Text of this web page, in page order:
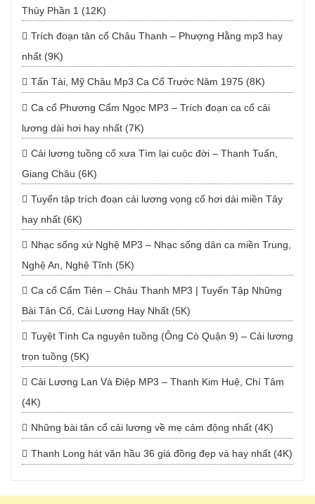
Thủy Phần 1 (12K)
Trích đoạn tân cổ Châu Thanh – Phượng Hằng mp3 hay
nhất (9K)
Tấn Tài, Mỹ Châu Mp3 Ca Cổ Trước Năm 1975 (8K)
Ca cổ Phương Cẩm Ngọc MP3 – Trích đoạn ca cổ cải
lương dài hơi hay nhất (7K)
Cải lương tuồng cổ xưa Tìm lại cuộc đời – Thanh Tuấn,
Giang Châu (6K)
Tuyển tập trích đoạn cải lương vọng cổ hơi dài miền Tây
hay nhất (6K)
Nhạc sống xứ Nghệ MP3 – Nhạc sống dân ca miền Trung,
Nghệ An, Nghệ Tĩnh (5K)
Ca cổ Cẩm Tiên – Châu Thanh MP3 | Tuyển Tập Những
Bài Tân Cổ, Cải Lương Hay Nhất (5K)
Tuyệt Tình Ca nguyên tuồng (Ông Cò Quận 9) – Cải lương
trọn tuồng (5K)
Cải Lương Lan Và Điệp MP3 – Thanh Kim Huệ, Chí Tâm
(4K)
Những bài tân cổ cải lương về mẹ cảm động nhất (4K)
Thanh Long hát văn hầu 36 giá đồng đẹp và hay nhất (4K)